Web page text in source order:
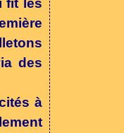
fit les
des
à